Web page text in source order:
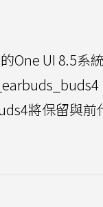
One UI 8.5系
將保留與前